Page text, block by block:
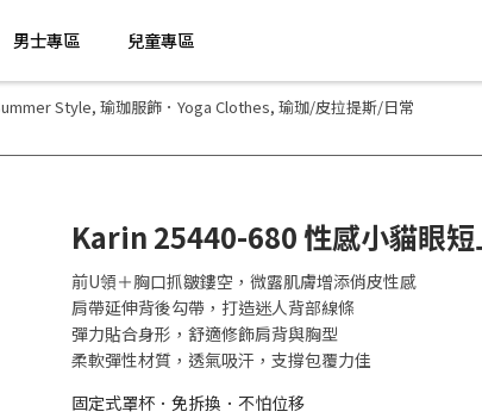
男士專區 兒童專區
Style, 瑜珈服飾．Yoga Clothes, 瑜珈/皮拉提斯/日常
Karin 25440-680 性感小貓眼短
前U領＋胸口抓皺鏤空，微露肌膚增添俏皮性感
肩帶延伸背後勾帶，打造迷人背部線條
彈力貼合身形，舒適修飾肩背與胸型
柔軟彈性材質，透氣吸汗，支撐包覆力佳
固定式罩杯．免拆換．不怕位移